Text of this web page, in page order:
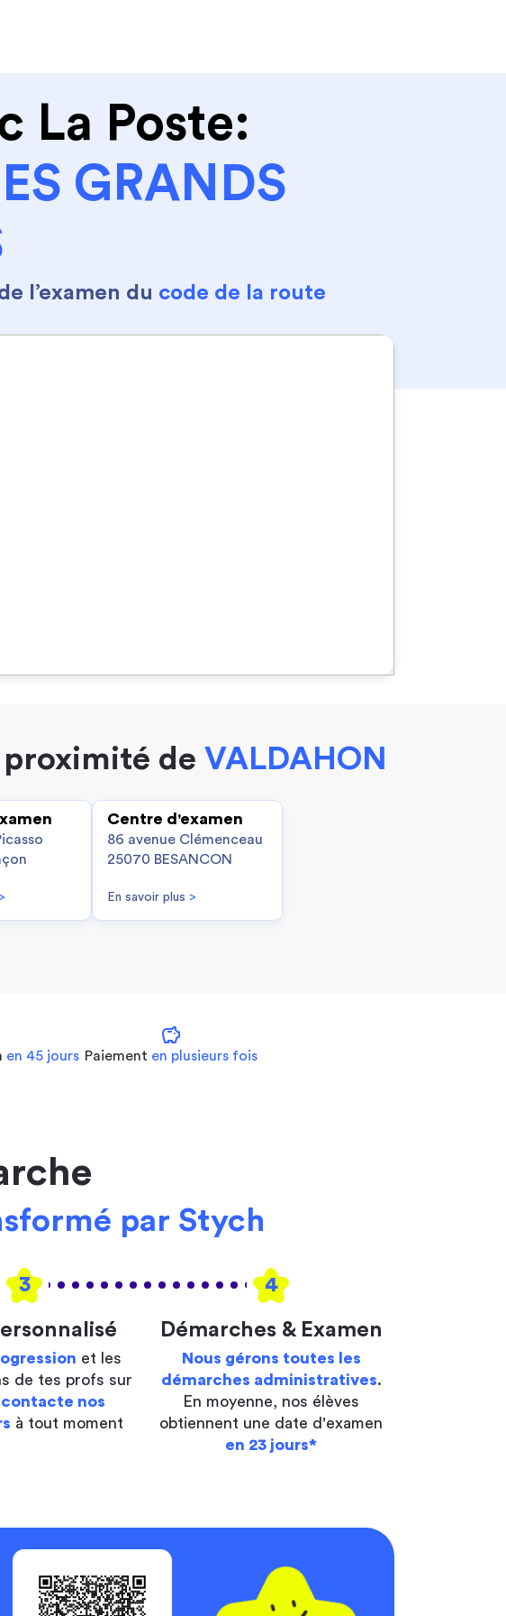
La Poste:
GRANDS
l’examen du code de la route
proximité de VALDAHON
>
Centre d'examen
86 avenue Clémenceau
25070 BESANCON
En savoir plus >
en 45 jours
savings
Paiement en plusieurs fois
par Stych
3 4
et les
de tes profs sur
contacte nos
à tout moment
Démarches & Examen
Nous gérons toutes les
démarches administratives.
En moyenne, nos élèves
obtiennent une date d'examen
en 23 jours*